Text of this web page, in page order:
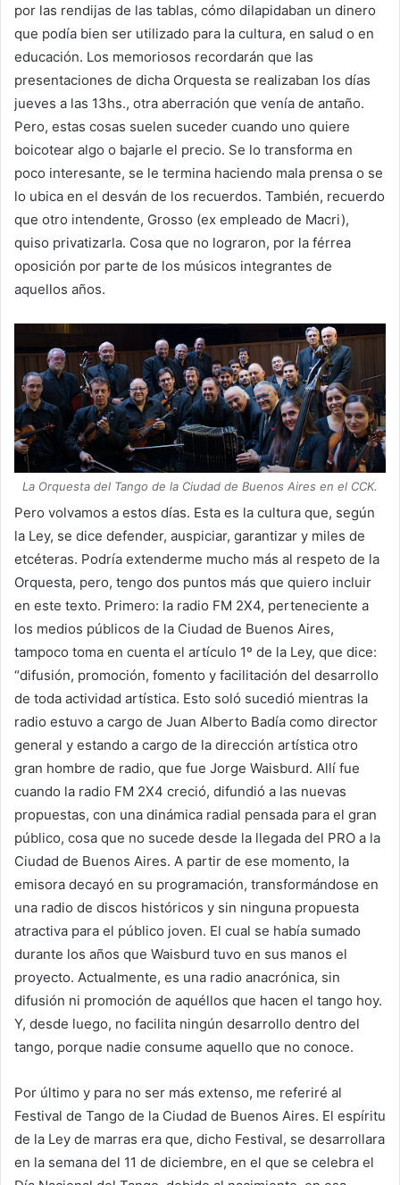
por las rendijas de las tablas, cómo dilapidaban un dinero
que podía bien ser utilizado para la cultura, en salud o en
educación. Los memoriosos recordarán que las
presentaciones de dicha Orquesta se realizaban los días
jueves a las 13hs., otra aberración que venía de antaño.
Pero, estas cosas suelen suceder cuando uno quiere
boicotear algo o bajarle el precio. Se lo transforma en
poco interesante, se le termina haciendo mala prensa o se
lo ubica en el desván de los recuerdos. También, recuerdo
que otro intendente, Grosso (ex empleado de Macri),
quiso privatizarla. Cosa que no lograron, por la férrea
oposición por parte de los músicos integrantes de
aquellos años.
La Orquesta del Tango de la Ciudad de Buenos Aires en el CCK.
Pero volvamos a estos días. Esta es la cultura que, según
la Ley, se dice defender, auspiciar, garantizar y miles de
etcéteras. Podría extenderme mucho más al respeto de la
Orquesta, pero, tengo dos puntos más que quiero incluir
en este texto. Primero: la radio FM 2X4, perteneciente a
los medios públicos de la Ciudad de Buenos Aires,
tampoco toma en cuenta el artículo 1º de la Ley, que dice:
“difusión, promoción, fomento y facilitación del desarrollo
de toda actividad artística. Esto soló sucedió mientras la
radio estuvo a cargo de Juan Alberto Badía como director
general y estando a cargo de la dirección artística otro
gran hombre de radio, que fue Jorge Waisburd. Allí fue
cuando la radio FM 2X4 creció, difundió a las nuevas
propuestas, con una dinámica radial pensada para el gran
público, cosa que no sucede desde la llegada del PRO a la
Ciudad de Buenos Aires. A partir de ese momento, la
emisora decayó en su programación, transformándose en
una radio de discos históricos y sin ninguna propuesta
atractiva para el público joven. El cual se había sumado
durante los años que Waisburd tuvo en sus manos el
proyecto. Actualmente, es una radio anacrónica, sin
difusión ni promoción de aquéllos que hacen el tango hoy.
Y, desde luego, no facilita ningún desarrollo dentro del
tango, porque nadie consume aquello que no conoce.
Por último y para no ser más extenso, me referiré al
Festival de Tango de la Ciudad de Buenos Aires. El espíritu
de la Ley de marras era que, dicho Festival, se desarrollara
en la semana del 11 de diciembre, en el que se celebra el